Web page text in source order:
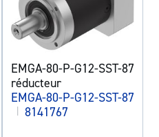
EMGA-80-P-G12-SST-87
réducteur
EMGA-80-P-G12-SST-87
| 8141767